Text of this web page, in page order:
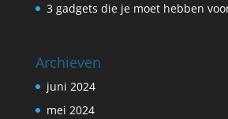
3 gadgets die je moet hebben
Archieven
juni 2024
mei 2024